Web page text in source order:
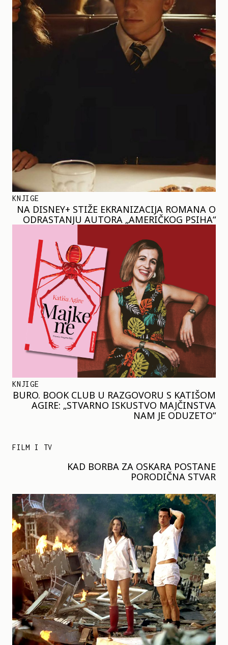
KNJIGE
NA DISNEY+ STIŽE EKRANIZACIJA ROMANA O
ODRASTANJU AUTORA „AMERIČKOG PSIHA“
KNJIGE
BURO. BOOK CLUB U RAZGOVORU S KATIŠOM
AGIRE: „STVARNO ISKUSTVO MAJČINSTVA
NAM JE ODUZETO“
FILM I TV
KAD BORBA ZA OSKARA POSTANE
PORODIČNA STVAR